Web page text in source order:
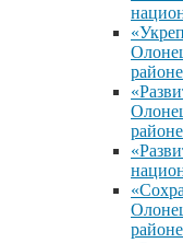
районе
районе